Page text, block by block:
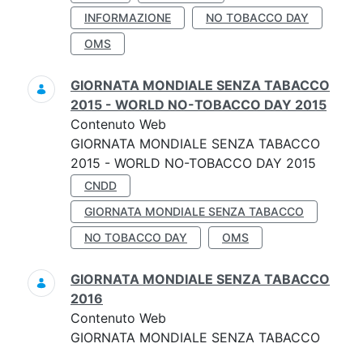
INFORMAZIONE
NO TOBACCO DAY
OMS
GIORNATA MONDIALE SENZA TABACCO
2015 - WORLD NO-TOBACCO DAY 2015
Contenuto Web
GIORNATA MONDIALE SENZA TABACCO
2015 - WORLD NO-TOBACCO DAY 2015
CNDD
GIORNATA MONDIALE SENZA TABACCO
NO TOBACCO DAY
OMS
GIORNATA MONDIALE SENZA TABACCO
2016
Contenuto Web
GIORNATA MONDIALE SENZA TABACCO